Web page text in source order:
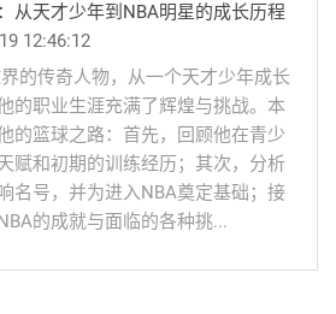
从天才少年到NBA明星的成长历程
12:46:12
的传奇人物，从一个天才少年成长
的职业生涯充满了辉煌与挑战。本
的篮球之路：首先，回顾他在青少
赋和初期的训练经历；其次，分析
名号，并为进入NBA奠定基础；接
的成就与面临的各种挑...